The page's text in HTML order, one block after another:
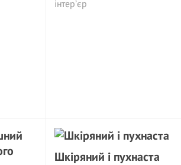
інтер’єр
Шкіряний і пухнаста